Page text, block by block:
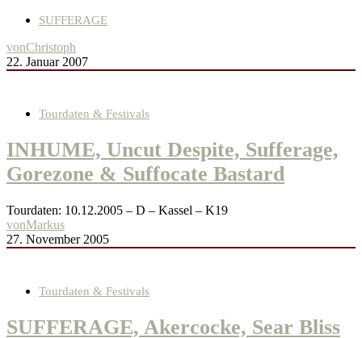
SUFFERAGE
vonChristoph
22. Januar 2007
Tourdaten & Festivals
INHUME, Uncut Despite, Sufferage,
Gorezone & Suffocate Bastard
Tourdaten: 10.12.2005 – D – Kassel – K19
vonMarkus
27. November 2005
Tourdaten & Festivals
SUFFERAGE, Akercocke, Sear Bliss